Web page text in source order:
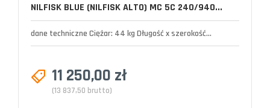
NILFISK BLUE (NILFISK ALTO) MC 5C 240/940...
dane techniczne Ciężar: 44 kg Długość x szerokość...
11 250,00 zł
(13 837,50 brutto)